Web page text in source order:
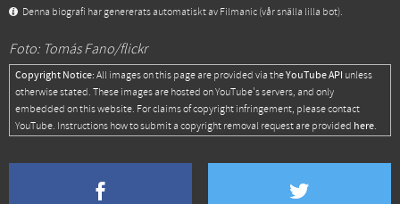
Denna biografi har genererats automatiskt av Filmanic (vår snälla lilla bot).
Foto: Tomás Fano/flickr
Copyright Notice: All images on this page are provided via theYouTube API unless
otherwise stated. These images are hosted on YouTube's servers, and only
embedded on this website. For claims of copyright infringement, please contact
YouTube. Instructions how to submit a copyright removal request are provided here.